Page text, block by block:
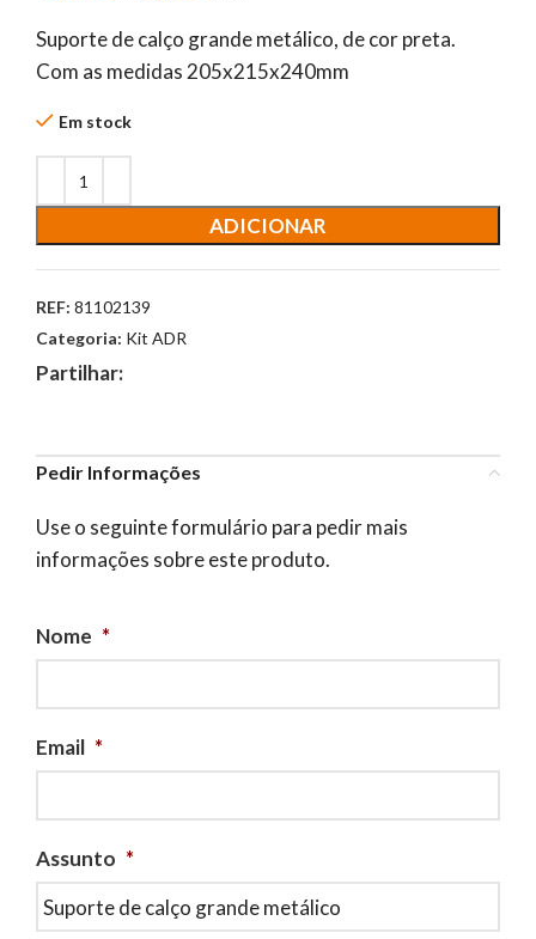
Suporte de calço grande metálico, de cor preta.
Com as medidas 205x215x240mm
Em stock
ADICIONAR
REF: 81102139
Categoria: Kit ADR
Partilhar:
Pedir Informações
Use o seguinte formulário para pedir mais
informações sobre este produto.
Nome *
Email *
Assunto *